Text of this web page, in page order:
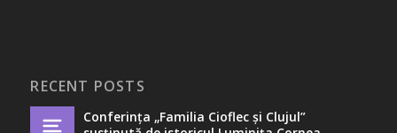
RECENT POSTS
Conferința „Familia Cioflec și Clujul”